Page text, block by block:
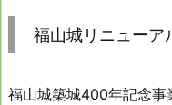
福山城リニューア
福山城築城400年記念事